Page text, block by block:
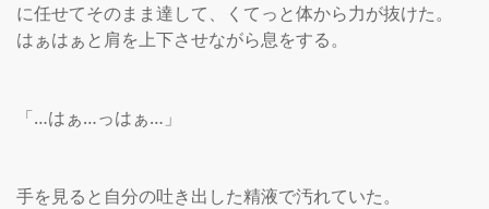
に任せてそのまま達して、くてっと体から力が抜けた。
はぁはぁと肩を上下させながら息をする。
「…はぁ…っはぁ…」
手を見ると自分の吐き出した精液で汚れていた。